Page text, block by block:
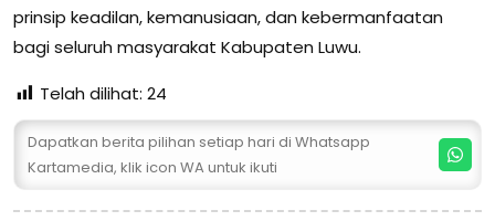
prinsip keadilan, kemanusiaan, dan kebermanfaatan
bagi seluruh masyarakat Kabupaten Luwu.
Telah dilihat: 24
Dapatkan berita pilihan setiap hari di Whatsapp
Kartamedia, klik icon WA untuk ikuti